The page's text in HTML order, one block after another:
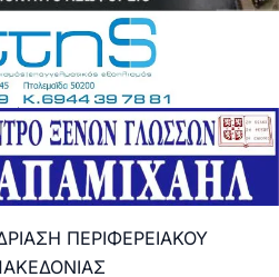
ΠΕΡΙΦΕΡΕΙΑΚΟΥ